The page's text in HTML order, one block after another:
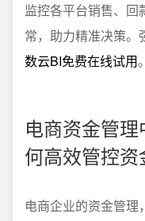
监控各平台销售、
常，助力精准决策。
数云BI免费在线试用。
电商资金管
何高效管控资
电商企业的资金管理